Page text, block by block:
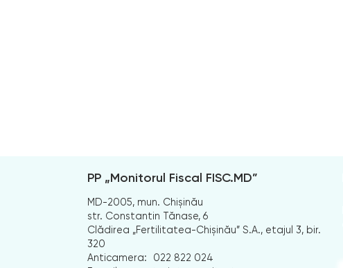
PP „Monitorul Fiscal FISC.MD”
MD-2005, mun. Chișinău
str. Constantin Tănase, 6
Clădirea „Fertilitatea-Chișinău” S.A., etajul 3, bir.
320
Anticamera:
022 822 024